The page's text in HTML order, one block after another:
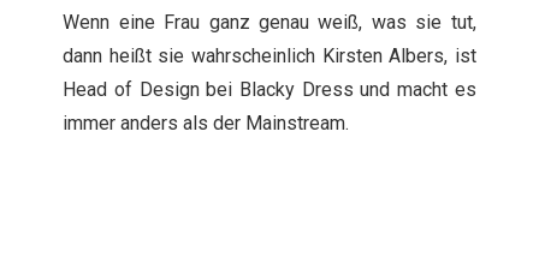
Wenn eine Frau ganz genau weiß, was sie tut,
dann heißt sie wahrscheinlich Kirsten Albers, ist
Head of Design bei Blacky Dress und macht es
immer anders als der Mainstream.